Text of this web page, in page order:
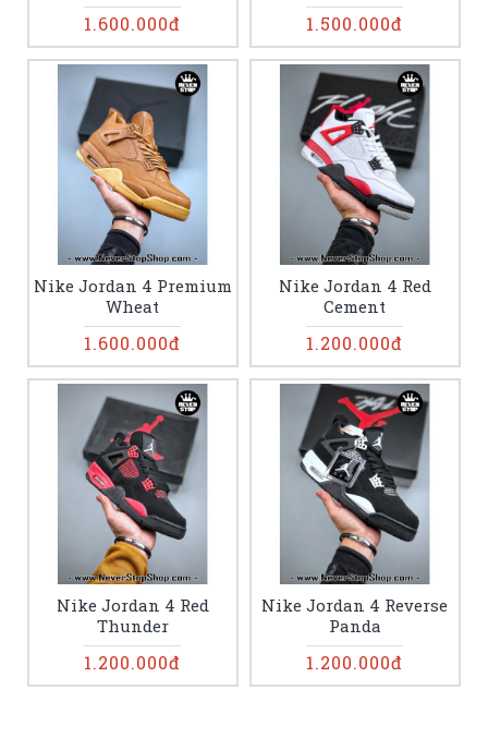
1.600.000đ 1.500.000đ
Nike Jordan 4 Premium
Wheat
1.600.000đ
Nike Jordan 4 Red
Cement
1.200.000đ
Nike Jordan 4 Red
Thunder
1.200.000đ
Nike Jordan 4 Reverse
Panda
1.200.000đ